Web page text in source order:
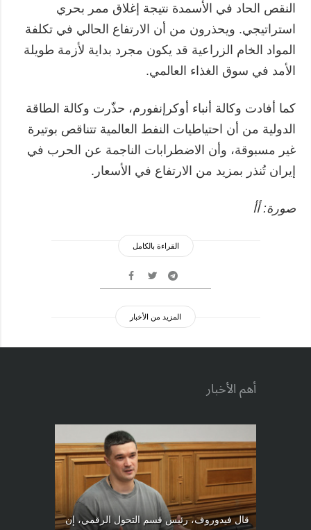
النقص الحاد في الأسمدة نتيجة إغلاق ممر بحري
استراتيجي. ويحذرون من أن الارتفاع الحالي في تكلفة
المواد الخام الزراعية قد يكون مجرد بداية لأزمة طويلة
الأمد في سوق الغذاء العالمي.
كما أفادت وكالة أنباء أوكرإنفورم، حذّرت وكالة الطاقة
الدولية من أن احتياطيات النفط العالمية تتناقص بوتيرة
غير مسبوقة، وأن الاضطرابات الناجمة عن الحرب في
إيران تُنذر بمزيد من الارتفاع في الأسعار.
صورة: أأ
القراءة بالكامل
المزيد من الأخبار
أهم الأخبار
قال فيدوروف، رئيس قسم التحول الرقمي، إن